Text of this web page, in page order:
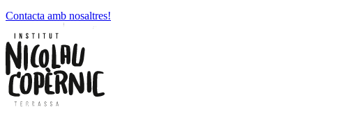
Contacta amb nosaltres!